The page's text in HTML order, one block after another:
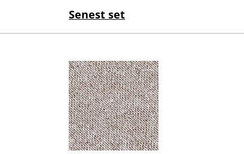
Senest set